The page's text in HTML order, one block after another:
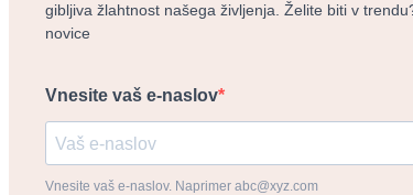
gibljiva žlahtnost našega življenja. Želite biti v
novice
Vnesite vaš e-naslov
Vnesite vaš e-naslov. Naprimer abc@xyz.com